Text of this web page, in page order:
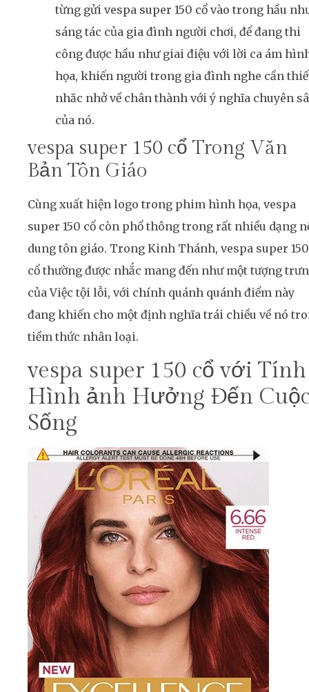
từng gửi vespa super 150 cổ vào trong hầu
sáng tác của gia đình người chơi, để đang thi
công được hầu như giai điệu với lời ca ám
họa, khiến người trong gia đình nghe cần
nhăc nhở về chân thành với ý nghĩa chuyên
của nó.
vespa super 150 cổ Trong Văn
Bản Tôn Giáo
Cùng xuất hiện logo trong phim hình họa, vespa
super 150 cổ còn phổ thông trong rất nhiều dạng
dung tôn giáo. Trong Kinh Thánh, vespa super 150
cổ thường được nhắc mang đến như một tượng
của Việc tội lỗi, với chính quánh quánh điểm này
đang khiến cho một định nghĩa trái chiều về nó
tiềm thức nhân loại.
vespa super 150 cổ với Tính
Hình ảnh Hưởng Đến
Sống